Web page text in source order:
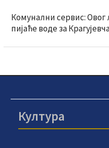
Комунални сервис:
пијаће воде за
Култура